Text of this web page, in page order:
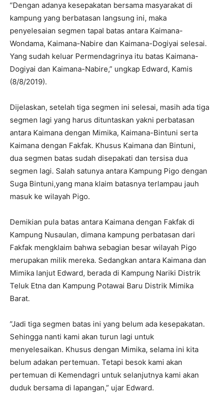
“Dengan adanya kesepakatan bersama masyarakat di
kampung yang berbatasan langsung ini, maka
penyelesaian segmen tapal batas antara Kaimana-
Wondama, Kaimana-Nabire dan Kaimana-Dogiyai selesai.
Yang sudah keluar Permendagrinya itu batas Kaimana-
Dogiyai dan Kaimana-Nabire,” ungkap Edward, Kamis
(8/8/2019).
Dijelaskan, setelah tiga segmen ini selesai, masih ada tiga
segmen lagi yang harus dituntaskan yakni perbatasan
antara Kaimana dengan Mimika, Kaimana-Bintuni serta
Kaimana dengan Fakfak. Khusus Kaimana dan Bintuni,
dua segmen batas sudah disepakati dan tersisa dua
segmen lagi. Salah satunya antara Kampung Pigo dengan
Suga Bintuni,yang mana klaim batasnya terlampau jauh
masuk ke wilayah Pigo.
Demikian pula batas antara Kaimana dengan Fakfak di
Kampung Nusaulan, dimana kampung perbatasan dari
Fakfak mengklaim bahwa sebagian besar wilayah Pigo
merupakan milik mereka. Sedangkan antara Kaimana dan
Mimika lanjut Edward, berada di Kampung Nariki Distrik
Teluk Etna dan Kampung Potawai Baru Distrik Mimika
Barat.
”Jadi tiga segmen batas ini yang belum ada kesepakatan.
Sehingga nanti kami akan turun lagi untuk
menyelesaikan. Khusus dengan Mimika, selama ini kita
belum adakan pertemuan. Tetapi besok kami akan
pertemuan di Kemendagri untuk selanjutnya kami akan
duduk bersama di lapangan,” ujar Edward.